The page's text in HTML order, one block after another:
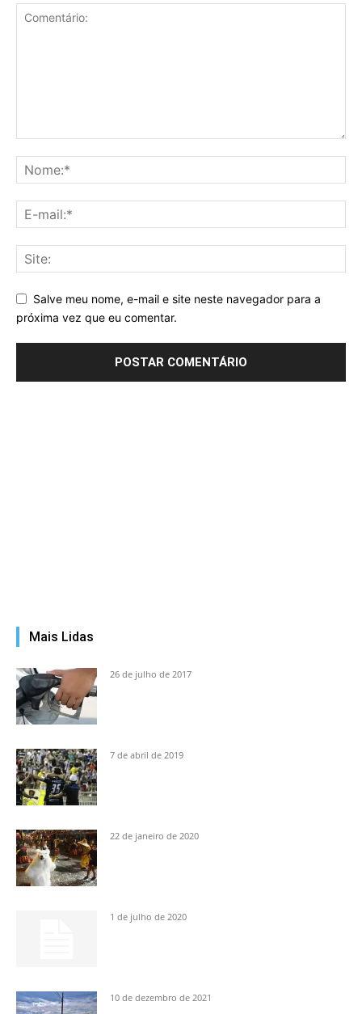
Salve meu nome, e-mail e site neste navegador para a
próxima vez que eu comentar.
Mais Lidas
26 de julho de 2017
7 de abril de 2019
22 de janeiro de 2020
1 de julho de 2020
10 de dezembro de 2021